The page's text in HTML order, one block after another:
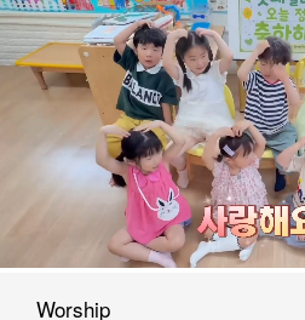
교회소개
교회소개
담임목사 인사말
1971~1996
2000~2009
2010~2019
2020~2023
Worship